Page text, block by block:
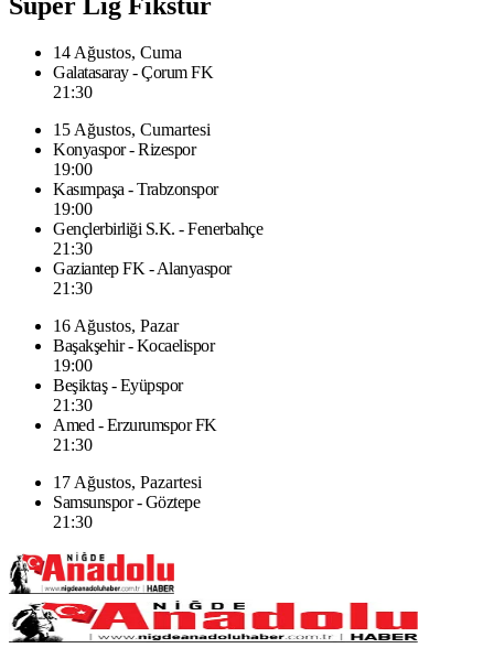
14 Ağustos, Cuma
Galatasaray - Çorum FK
21:30
15 Ağustos, Cumartesi
Konyaspor - Rizespor
19:00
Kasımpaşa - Trabzonspor
19:00
Gençlerbirliği S.K. - Fenerbahçe
21:30
Gaziantep FK - Alanyaspor
21:30
16 Ağustos, Pazar
Başakşehir - Kocaelispor
19:00
Beşiktaş - Eyüpspor
21:30
Amed - Erzurumspor FK
21:30
17 Ağustos, Pazartesi
Samsunspor - Göztepe
21:30